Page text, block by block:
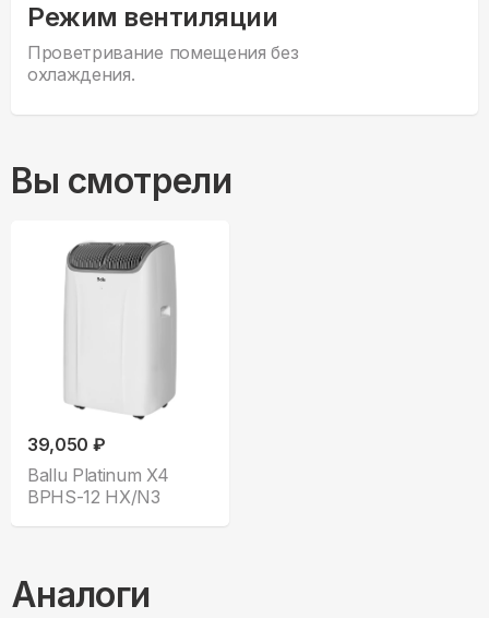
Режим вентиляции
Проветривание помещения без
охлаждения.
Вы смотрели
39,050 ₽
Ballu Platinum X4
BPHS-12 HX/N3
Аналоги